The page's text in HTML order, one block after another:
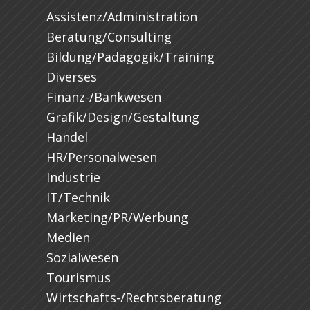
Assistenz/Administration
Beratung/Consulting
Bildung/Pädagogik/Training
Diverses
Finanz-/Bankwesen
Grafik/Design/Gestaltung
Handel
HR/Personalwesen
Industrie
IT/Technik
Marketing/PR/Werbung
Medien
Sozialwesen
Tourismus
Wirtschafts-/Rechtsberatung